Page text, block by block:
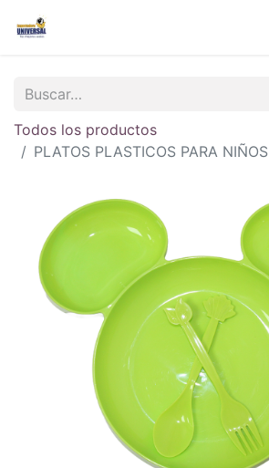
Todos los productos
PLATOS PLASTICOS PARA NIÑOS